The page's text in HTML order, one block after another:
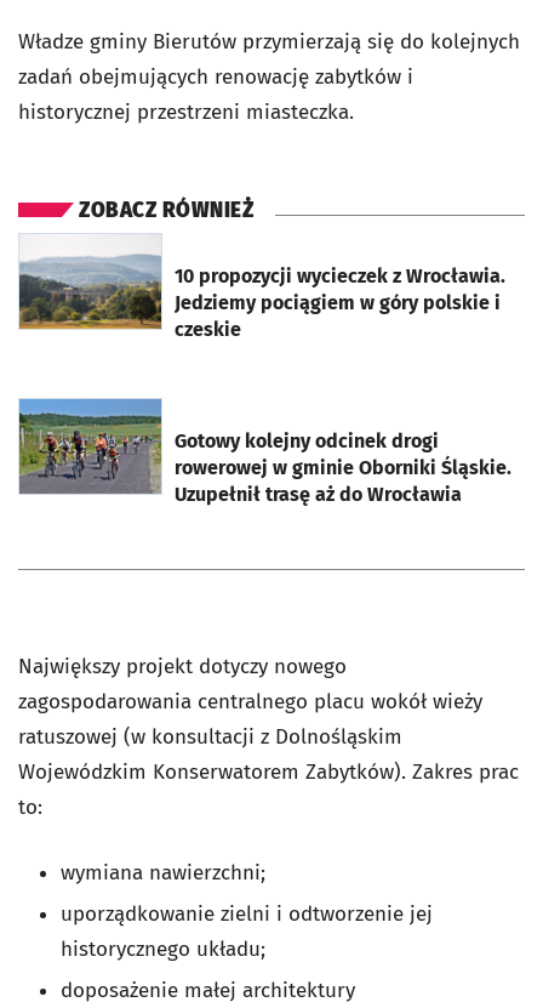
Władze gminy Bierutów przymierzają się do kolejnych
zadań obejmujących renowację zabytków i
historycznej przestrzeni miasteczka.
ZOBACZ RÓWNIEŻ
10 propozycji wycieczek z Wrocławia.
Jedziemy pociągiem w góry polskie i
czeskie
otworzy się w nowej karcie
Gotowy kolejny odcinek drogi
rowerowej w gminie Oborniki Śląskie.
Uzupełnił trasę aż do Wrocławia
otworzy się w nowej karcie
Największy projekt dotyczy nowego
zagospodarowania centralnego placu wokół wieży
ratuszowej (w konsultacji z Dolnośląskim
Wojewódzkim Konserwatorem Zabytków). Zakres prac
to:
wymiana nawierzchni;
uporządkowanie zielni i odtworzenie jej
historycznego układu;
doposażenie małej architektury